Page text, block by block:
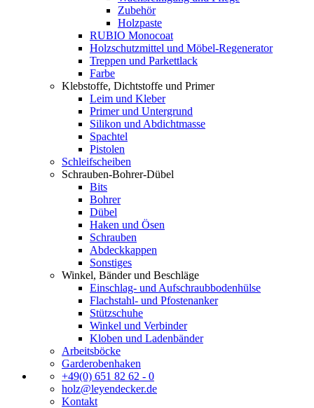
Zubehör
Holzpaste
RUBIO Monocoat
Holzschutzmittel und Möbel-Regenerator
Treppen und Parkettlack
Farbe
Klebstoffe, Dichtstoffe und Primer
Leim und Kleber
Primer und Untergrund
Silikon und Abdichtmasse
Spachtel
Pistolen
Schleifscheiben
Schrauben-Bohrer-Dübel
Bits
Bohrer
Dübel
Haken und Ösen
Schrauben
Abdeckkappen
Sonstiges
Winkel, Bänder und Beschläge
Einschlag- und Aufschraubbodenhülse
Flachstahl- und Pfostenanker
Stützschuhe
Winkel und Verbinder
Kloben und Ladenbänder
Arbeitsböcke
Garderobenhaken
+49(0) 651 82 62 - 0
holz@leyendecker.de
Kontakt